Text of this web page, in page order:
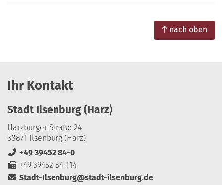
nach oben
Ihr Kontakt
Stadt Ilsenburg (Harz)
Harzburger Straße 24
38871 Ilsenburg (Harz)
+49 39452 84-0
+49 39452 84-114
Stadt-Ilsenburg@stadt-ilsenburg.de